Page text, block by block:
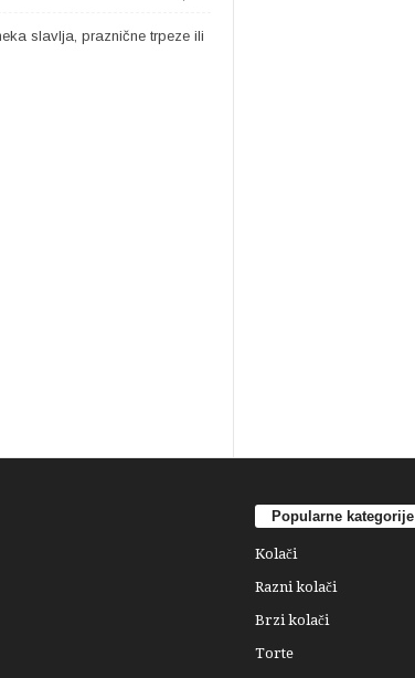
slavlja, praznične trpeze ili
Popularne kategorije
Kolači
Razni kolači
Brzi kolači
Torte